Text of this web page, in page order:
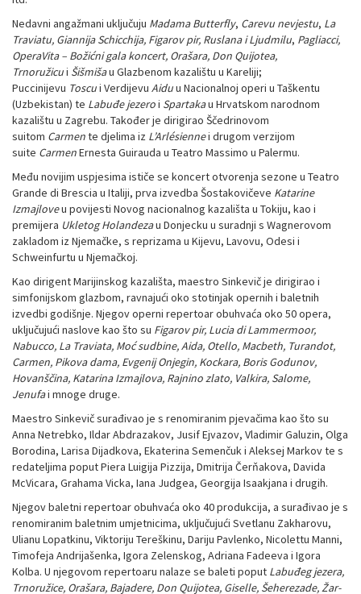
Nedavni angažmani uključuju Madama Butterfly, Carevu nevjestu, La
Traviatu, Giannija Schicchija, Figarov pir, Ruslana i Ljudmilu, Pagliacci,
OperaVita – Božićni gala koncert, Orašara, Don Quijotea,
Trnoružicui Šišmišau Glazbenom kazalištu u Kareliji;
Puccinijevu Toscui Verdijevu Aiduu Nacionalnoj operi u Taškentu
(Uzbekistan) te Labuđe jezeroi Spartakau Hrvatskom narodnom
kazalištu u Zagrebu. Također je dirigirao Ščedrinovom
suitom Carmente djelima iz L’Arlésiennei drugom verzijom
suite CarmenErnesta Guirauda u Teatro Massimo u Palermu.
Među novijim uspjesima ističe se koncert otvorenja sezone u Teatro
Grande di Brescia u Italiji, prva izvedba Šostakovičeve Katarine
Izmajloveu povijesti Novog nacionalnog kazališta u Tokiju, kao i
premijera Ukletog Holandezau Donjecku u suradnji s Wagnerovom
zakladom iz Njemačke, s reprizama u Kijevu, Lavovu, Odesi i
Schweinfurtu u Njemačkoj.
Kao dirigent Marijinskog kazališta, maestro Sinkevič je dirigirao i
simfonijskom glazbom, ravnajući oko stotinjak opernih i baletnih
izvedbi godišnje. Njegov operni repertoar obuhvaća oko 50 opera,
uključujući naslove kao što su Figarov pir, Lucia di Lammermoor,
Nabucco, La Traviata, Moć sudbine, Aida, Otello, Macbeth, Turandot,
Carmen, Pikova dama, Evgenij Onjegin, Kockara, Boris Godunov,
Hovanščina, Katarina Izmajlova, Rajnino zlato, Valkira, Salome,
Jenufai mnoge druge.
Maestro Sinkevič surađivao je s renomiranim pjevačima kao što su
Anna Netrebko, Ildar Abdrazakov, Jusif Ejvazov, Vladimir Galuzin, Olga
Borodina, Larisa Dijadkova, Ekaterina Semenčuk i Aleksej Markov te s
redateljima poput Piera Luigija Pizzija, Dmitrija Čerňakova, Davida
McVicara, Grahama Vicka, Iana Judgea, Georgija Isaakjana i drugih.
Njegov baletni repertoar obuhvaća oko 40 produkcija, a surađivao je s
renomiranim baletnim umjetnicima, uključujući Svetlanu Zakharovu,
Ulianu Lopatkinu, Viktoriju Tereškinu, Dariju Pavlenko, Nicolettu Manni,
Timofeja Andrijašenka, Igora Zelenskog, Adriana Fadeeva i Igora
Kolba. U njegovom repertoaru nalaze se baleti poput Labuđeg jezera,
Trnoružice, Orašara, Bajadere, Don Quijotea, Giselle, Šeherezade, Žar-